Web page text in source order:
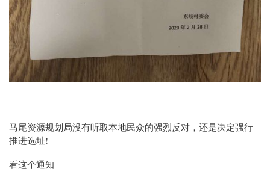
马尾资源规划局没有听取本地民众的强烈反对，还是决定强行
推进选址!
看这个通知